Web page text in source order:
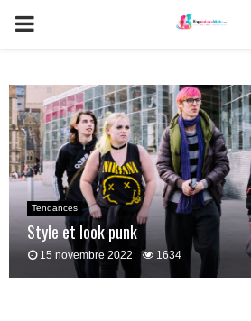
PRIMARY
Tendances
Style et look punk
15 novembre 2022 1634